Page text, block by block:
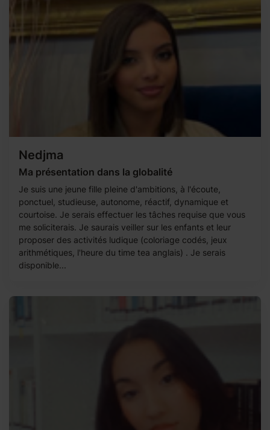
Nedjma
Ma présentation dans la globalité
Je suis une jeune fille pleine d'ambitions, à l'écoute,
ponctuel, studieuse, autonome, réactif, dynamique et
courtoise. Je serais effectuer les tâches requise que vous
me soliciterais. Je saurais veiller sur les enfants et leur
proposer des activités ludique (coloriage codés, jeux
arithmétiques, l'heure du time tea anglais) . Je serais
disponible...